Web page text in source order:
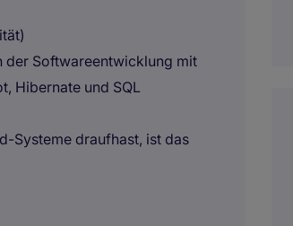
der Softwareentwicklung mit
Hibernate und SQL
Systeme draufhast, ist das